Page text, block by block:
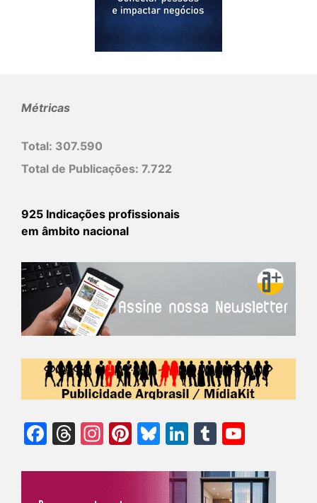
Métricas
Total: 307.590
Total de Publicações: 7.722
925 Indicações profissionais
em âmbito nacional
Facebook
Threads
Instagram
Pinterest
Bluesky
LinkedIn
Tumblr